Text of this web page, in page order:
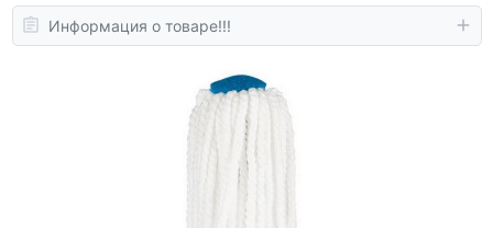
Информация о товаре!!!